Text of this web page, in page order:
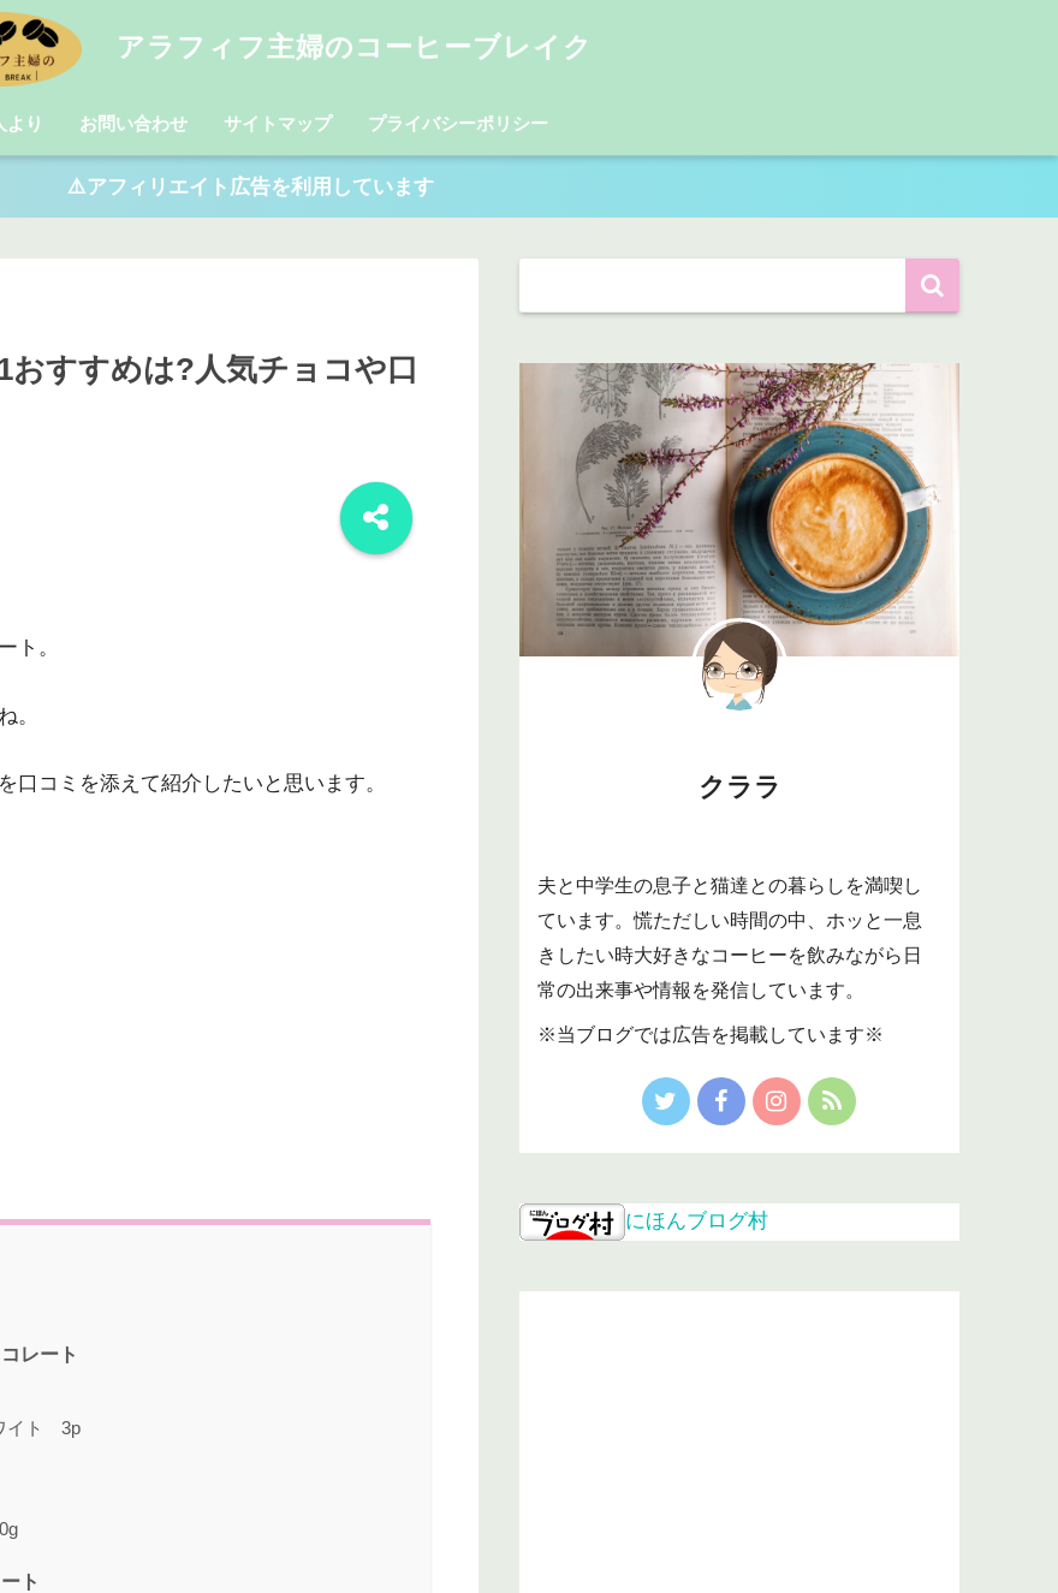
アラフィフ主婦のコーヒーブレイク
より お問い合わせ サイトマップ プライバシーポリシー
⚠️アフィリエイト広告を利用しています
すすめは?人気チョコや口
ト。
。
口コミを添えて紹介したいと思います。
レート
イト 3p
ト
クララ
夫と中学生の息子と猫達との暮らしを満喫し
ています。慌ただしい時間の中、ホッと一息
きしたい時大好きなコーヒーを飲みながら日
常の出来事や情報を発信しています。
※当ブログでは広告を掲載しています※
にほんブログ村